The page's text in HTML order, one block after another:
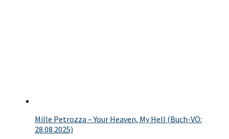
Mille Petrozza – Your Heaven, My Hell (Buch-VÖ:
28.08.2025)